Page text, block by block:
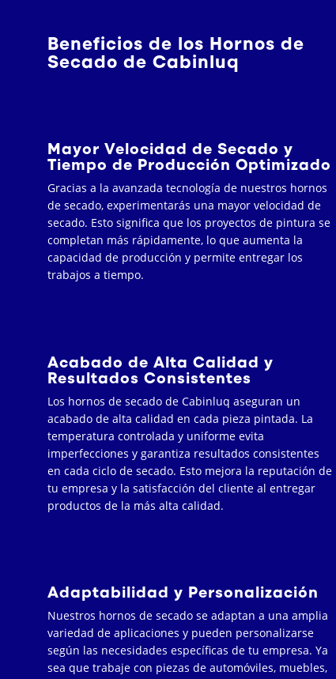
Beneficios de los Hornos de
Secado de Cabinluq
Mayor Velocidad de Secado y
Tiempo de Producción Optimizado
Gracias a la avanzada tecnología de nuestros hornos
de secado, experimentarás una mayor velocidad de
secado. Esto significa que los proyectos de pintura se
completan más rápidamente, lo que aumenta la
capacidad de producción y permite entregar los
trabajos a tiempo.
Acabado de Alta Calidad y
Resultados Consistentes
Los hornos de secado de Cabinluq aseguran un
acabado de alta calidad en cada pieza pintada. La
temperatura controlada y uniforme evita
imperfecciones y garantiza resultados consistentes
en cada ciclo de secado. Esto mejora la reputación de
tu empresa y la satisfacción del cliente al entregar
productos de la más alta calidad.
Adaptabilidad y Personalización
Nuestros hornos de secado se adaptan a una amplia
variedad de aplicaciones y pueden personalizarse
según las necesidades específicas de tu empresa. Ya
sea que trabaje con piezas de automóviles, muebles,